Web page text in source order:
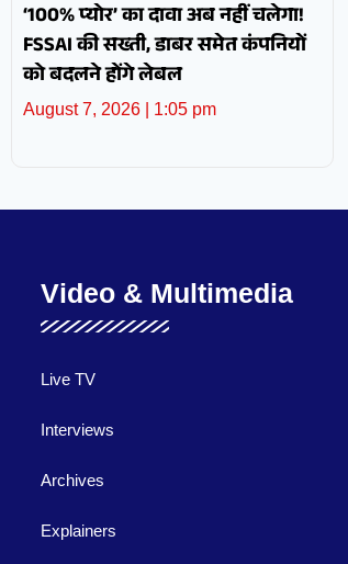
‘100% प्योर’ का दावा अब नहीं चलेगा!
FSSAI की सख्ती, डाबर समेत कंपनियों
को बदलने होंगे लेबल
August 7, 2026 1:05 pm
Video & Multimedia
Live TV
Interviews
Archives
Explainers